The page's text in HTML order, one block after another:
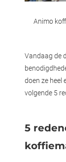
Animo
Vandaag de
doen ze heel
volgende 5
5